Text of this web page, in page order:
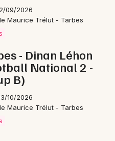
09/2026
Maurice Trélut - Tarbes
- Dinan Léhon
National 2 -
B)
10/2026
Maurice Trélut - Tarbes